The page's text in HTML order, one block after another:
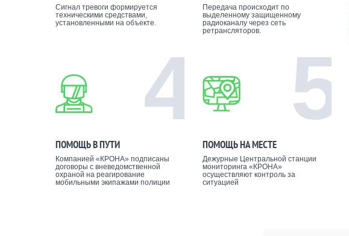
Сигнал тревоги формируется
техническими средствами,
установленными на объекте.
Передача происходит по
выделенному защищенному
радиоканалу через сеть
ретрансляторов.
4
ПОМОЩЬ В ПУТИ
Компанией «КРОНА» подписаны
договоры с вневедомственной
охраной на реагирование
мобильными экипажами полиции
5
ПОМОЩЬ НА МЕСТЕ
Дежурные Центральной станции
мониторинга «КРОНА»
осуществляют контроль за
ситуацией